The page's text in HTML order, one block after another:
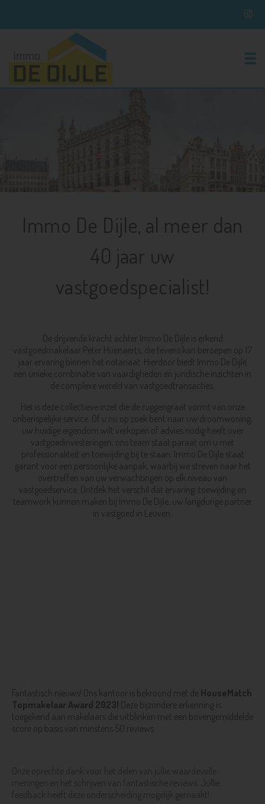
Immo De Dijle, al meer dan
40 jaar uw
vastgoedspecialist!
De drijvende kracht achter Immo De Dijle is erkend
vastgoedmakelaar Peter Huenaerts, die tevens kan beroepen op 17
jaar ervaring binnen het notariaat. Hierdoor biedt Immo De Dijle
een unieke combinatie van vaardigheden en juridische inzichten in
de complexe wereld van vastgoedtransacties.
Het is deze collectieve inzet die de ruggengraat vormt van onze
onberispelijke service. Of u nu op zoek bent naar uw droomwoning,
uw huidige eigendom wilt verkopen of advies nodig heeft over
vastgoedinvesteringen, ons team staat paraat om u met
professionaliteit en toewijding bij te staan. Immo De Dijle staat
garant voor een persoonlijke aanpak, waarbij we streven naar het
overtreffen van uw verwachtingen op elk niveau van
vastgoedservice. Ontdek het verschil dat ervaring, toewijding en
teamwork kunnen maken bij Immo De Dijle, uw langdurige partner
in vastgoed in Leuven.
Fantastisch nieuws! Ons kantoor is bekroond met de HouseMatch
Topmakelaar Award 2023! Deze bijzondere erkenning is
toegekend aan makelaars die uitblinken met een bovengemiddelde
score op basis van minstens 50 reviews.
Onze oprechte dank voor het delen van jullie waardevolle
meningen en het schrijven van fantastische reviews. Jullie
feedback heeft deze onderscheiding mogelijk gemaakt!